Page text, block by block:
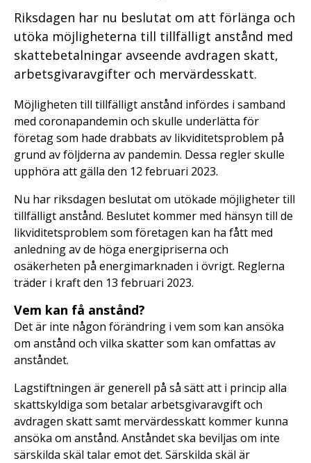
Riksdagen har nu beslutat om att förlänga och
utöka möjligheterna till tillfälligt anstånd med
skattebetalningar avseende avdragen skatt,
arbetsgivaravgifter och mervärdesskatt.
Möjligheten till tillfälligt anstånd infördes i samband
med coronapandemin och skulle underlätta för
företag som hade drabbats av likviditetsproblem på
grund av följderna av pandemin. Dessa regler skulle
upphöra att gälla den 12 februari 2023.
Nu har riksdagen beslutat om utökade möjligheter till
tillfälligt anstånd. Beslutet kommer med hänsyn till de
likviditetsproblem som företagen kan ha fått med
anledning av de höga energipriserna och
osäkerheten på energimarknaden i övrigt. Reglerna
träder i kraft den 13 februari 2023.
Vem kan få anstånd?
Det är inte någon förändring i vem som kan ansöka
om anstånd och vilka skatter som kan omfattas av
anståndet.
Lagstiftningen är generell på så sätt att i princip alla
skattskyldiga som betalar arbetsgivaravgift och
avdragen skatt samt mervärdesskatt kommer kunna
ansöka om anstånd. Anståndet ska beviljas om inte
särskilda skäl talar emot det. Särskilda skäl är